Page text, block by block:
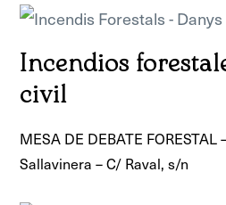
Incendios
civil
MESA DE DEBATE
Sallavinera – C/ Raval, s/n